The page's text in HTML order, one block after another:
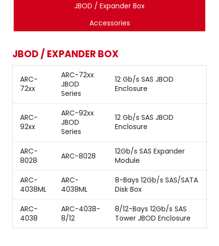
JBOD / Expander Box
Accessories
JBOD / EXPANDER BOX
ARC-
72xx
ARC-72xx
JBOD
Series
12 Gb/s SAS JBOD
Enclosure
ARC-
92xx
ARC-92xx
JBOD
Series
12 Gb/s SAS JBOD
Enclosure
ARC-
8028
ARC-8028
12Gb/s SAS Expander
Module
ARC-
4038ML
ARC-
4038ML
8-Bays 12Gb/s SAS/SATA
Disk Box
ARC-
4038
ARC-4038-
8/12
8/12-Bays 12Gb/s SAS
Tower JBOD Enclosure